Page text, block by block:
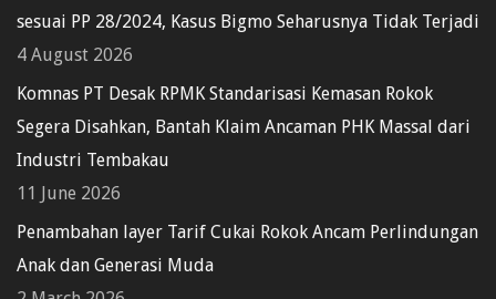
sesuai PP 28/2024, Kasus Bigmo Seharusnya Tidak Terjadi
4 August 2026
Komnas PT Desak RPMK Standarisasi Kemasan Rokok
Segera Disahkan, Bantah Klaim Ancaman PHK Massal dari
Industri Tembakau
11 June 2026
Penambahan layer Tarif Cukai Rokok Ancam Perlindungan
Anak dan Generasi Muda